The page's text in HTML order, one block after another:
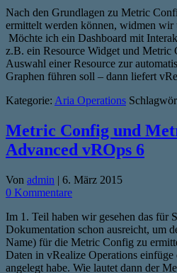
Nach den Grundlagen zu Metric
ermittelt werden können, widmen wir
Möchte ich ein Dashboard mit
z.B. ein Resource Widget und Metric
Auswahl einer Resource zur
Graphen führen soll – dann liefert
Kategorie: Aria Operations
Metric Config und
Advanced vROps 6
Von admin | 6. März 2015
0 Kommentare
Im 1. Teil haben wir gesehen das für
Dokumentation schon ausreicht, um
Name) für die Metric Config zu
Daten in vRealize Operations
angelegt habe. Wie lautet dann der